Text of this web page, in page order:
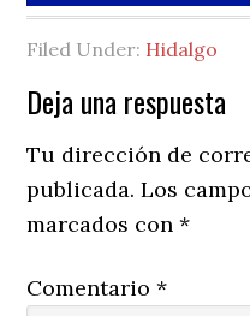
Filed Under: Hidalgo
Reader
Interactions
Deja una respuesta
Tu dirección de
publicada. Los
marcados con*
Comentario*